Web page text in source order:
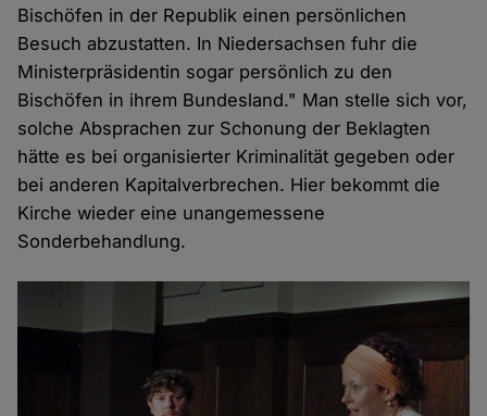
Bischöfen in der Republik einen persönlichen
Besuch abzustatten. In Niedersachsen fuhr die
Ministerpräsidentin sogar persönlich zu den
Bischöfen in ihrem Bundesland." Man stelle sich vor,
solche Absprachen zur Schonung der Beklagten
hätte es bei organisierter Kriminalität gegeben oder
bei anderen Kapitalverbrechen. Hier bekommt die
Kirche wieder eine unangemessene
Sonderbehandlung.